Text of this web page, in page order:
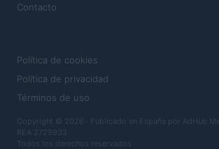
Contacto
Política de cookies
Política de privacidad
Términos de uso
Copyright © 2026 · Publicado en España por AdHub
REA 2729933
Todos los derechos reservados